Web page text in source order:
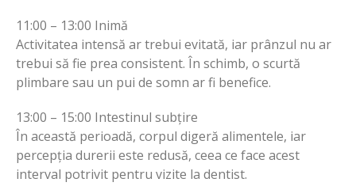
11:00 – 13:00 Inimă
Activitatea intensă ar trebui evitată, iar prânzul nu ar
trebui să fie prea consistent. În schimb, o scurtă
plimbare sau un pui de somn ar fi benefice.
13:00 – 15:00 Intestinul subțire
În această perioadă, corpul digeră alimentele, iar
percepția durerii este redusă, ceea ce face acest
interval potrivit pentru vizite la dentist.